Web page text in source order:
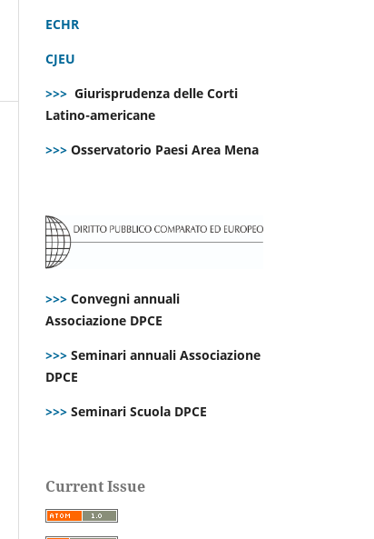
ECHR
CJEU
>>> Giurisprudenza delle Corti
Latino-americane
>>> Osservatorio Paesi Area Mena
>>> Convegni annuali
Associazione DPCE
>>> Seminari annuali Associazione
DPCE
>>> Seminari Scuola DPCE
Current Issue